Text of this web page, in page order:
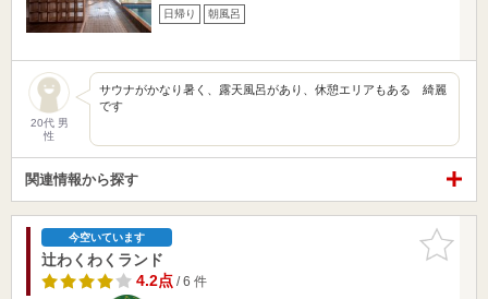
日帰り 朝風呂
20代 男
性
サウナがかなり暑く、露天風呂があり、休憩エリアもある 綺麗
です
関連情報から探す
お気に入
りに追加
今空いています
辻わくわくランド
4.2点/ 6 件